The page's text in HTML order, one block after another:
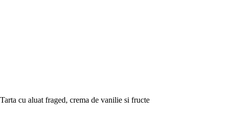
Tarta cu aluat fraged, crema de vanilie si fructe